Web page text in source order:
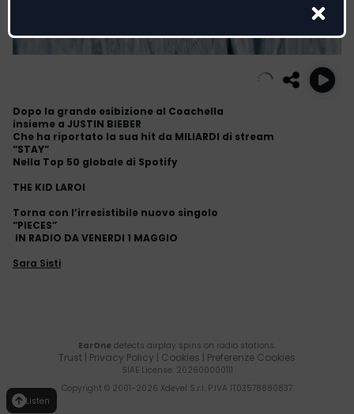
Dopo la grande esibizione al Coachella
insieme a JUSTIN BIEBER
Che ha riportato la sua hit da MILIARDI di stream
“STAY”
Nella Top 50 globale di Spotify
THE KID LAROI
Torna con l’irresistibile nuovo singolo
“PIECES”
IN RADIO DA VENERDI 1 MAGGIO
Sara Sisti
EarOne detects airplay spins on radio stations.
Trust Privacy Policy Cookies Preferenze Cookies
SIAE License : 202600000111
Copyright © 2001- 2026 Xdevel S.r.l. P.IVA IT03578880837
Listen